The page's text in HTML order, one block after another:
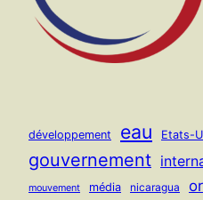
développement eau Etats-
gouvernement
mouvement média nicaragua